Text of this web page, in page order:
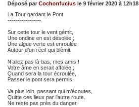
Déposé par Cochonfucius le 9 février 2020 à 12h18
La Tour gardant le Pont
-----------------
Sur cette tour le vent gémit,
Une ondine en est désolée ;
Une algue verte est enroulée
Autour d’un récif qui blêmit.
N’allez pas là-bas, mes amis !
Votre âme en serait affolée ;
Quand sera la tour écroulée,
Passer le pont sera permis.
Va plus loin, passant qui m’écoutes,
Quitte ces lieux par l’autre route.
Ne reste pas près du danger.